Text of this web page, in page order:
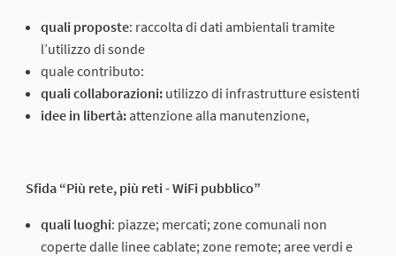
quali proposte: raccolta di dati ambientali tramite
l’utilizzo di sonde
quale contributo:
quali collaborazioni: utilizzo di infrastrutture esistenti
idee in libertà: attenzione alla manutenzione,
Sfida “Più rete, più reti - WiFi pubblico”
quali luoghi: piazze; mercati; zone comunali non
coperte dalle linee cablate; zone remote; aree verdi e